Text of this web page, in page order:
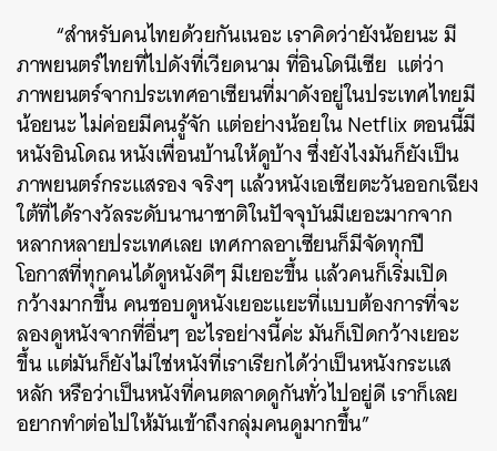
“สำหรับคนไทยด้วยกันเนอะ เราคิดว่ายังน้อยนะ มี
ภาพยนตร์ไทยที่ไปดังที่เวียดนาม ที่อินโดนีเซีย แต่ว่า
ภาพยนตร์จากประเทศอาเซียนที่มาดังอยู่ในประเทศไทยมี
น้อยนะ ไม่ค่อยมีคนรู้จัก แต่อย่างน้อยใน Netflix ตอนนี้มี
หนังอินโดณ หนังเพื่อนบ้านให้ดูบ้าง ซึ่งยังไงมันก็ยังเป็น
ภาพยนตร์กระแสรอง จริงๆ แล้วหนังเอเชียตะวันออกเฉียง
ใต้ที่ได้รางวัลระดับนานาชาติในปัจจุบันมีเยอะมากจาก
หลากหลายประเทศเลย เทศกาลอาเซียนก็มีจัดทุกปี
โอกาสที่ทุกคนได้ดูหนังดีๆ มีเยอะขึ้น แล้วคนก็เริ่มเปิด
กว้างมากขึ้น คนชอบดูหนังเยอะแยะที่แบบต้องการที่จะ
ลองดูหนังจากที่อื่นๆ อะไรอย่างนี้ค่ะ มันก็เปิดกว้างเยอะ
ขึ้น แต่มันก็ยังไม่ใช่หนังที่เราเรียกได้ว่าเป็นหนังกระแส
หลัก หรือว่าเป็นหนังที่คนตลาดดูกันทั่วไปอยู่ดี เราก็เลย
อยากทำต่อไปให้มันเข้าถึงกลุ่มคนดูมากขึ้น”